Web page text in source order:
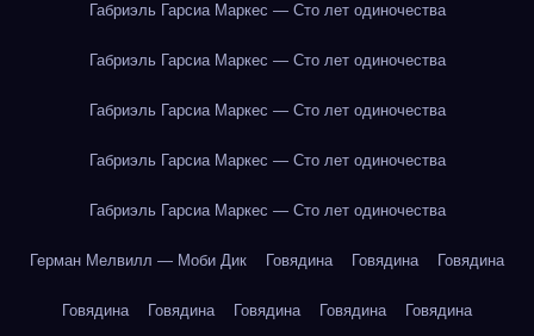
Габриэль Гарсиа Маркес — Сто лет одиночества
Габриэль Гарсиа Маркес — Сто лет одиночества
Габриэль Гарсиа Маркес — Сто лет одиночества
Габриэль Гарсиа Маркес — Сто лет одиночества
Габриэль Гарсиа Маркес — Сто лет одиночества
Герман Мелвилл — Моби Дик Говядина Говядина Говядина
Говядина Говядина Говядина Говядина Говядина